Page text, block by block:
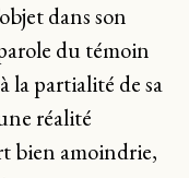
dans son
du témoin
la partialité de sa
réalité
bien amoindrie,